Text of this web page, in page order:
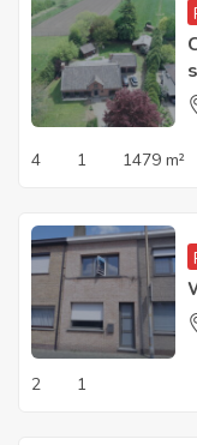
4 1 1479 m²
2 1